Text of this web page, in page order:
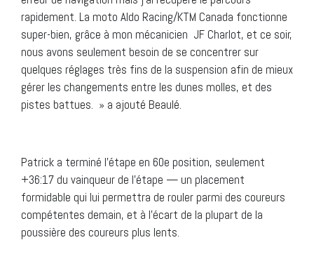
rapidement. La moto Aldo Racing/KTM Canada fonctionne
super-bien, grâce à mon mécanicien JF Charlot, et ce soir,
nous avons seulement besoin de se concentrer sur
quelques réglages très fins de la suspension afin de mieux
gérer les changements entre les dunes molles, et des
pistes battues. » a ajouté Beaulé.
Patrick a terminé l’étape en 60e position, seulement
+36:17 du vainqueur de l’étape — un placement
formidable qui lui permettra de rouler parmi des coureurs
compétentes demain, et à l’écart de la plupart de la
poussière des coureurs plus lents.